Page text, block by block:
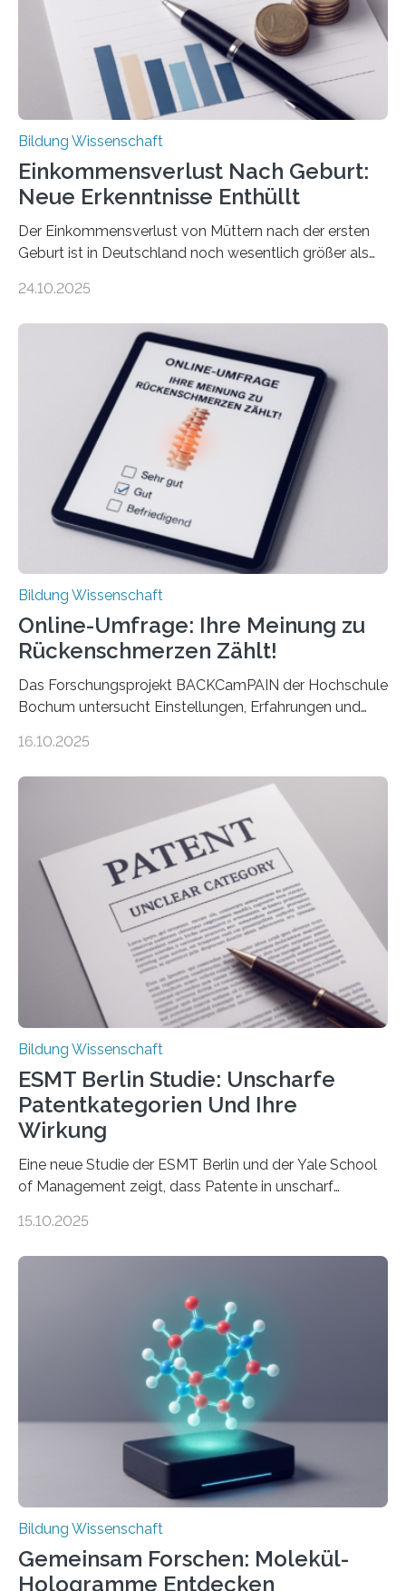
Bildung Wissenschaft
Einkommensverlust Nach Geburt:
Neue Erkenntnisse Enthüllt
Der Einkommensverlust von Müttern nach der ersten
Geburt ist in Deutschland noch wesentlich größer als
nach der Geburt durchschnittlich fast 30.000 Euro
langfristigen Auswirkungen auf Karriere und die spätere
Rente. Bisherige Schätzungen lagen bei rund 20.000
Euro und damit etwa 30 Prozent zu niedrig. Zu diesem
Ergebnis kommt eine neue Studie des ZEW Mannheim
mit der Universität Tilburg. „Werden Frauen unter 30
Jahren erstmals…
24.10.2025
Bildung Wissenschaft
Online-Umfrage: Ihre Meinung zu
Rückenschmerzen Zählt!
Das Forschungsprojekt BACKCamPAIN der Hochschule
Bochum untersucht Einstellungen, Erfahrungen und
gehören zu den häufigsten gesundheitlichen
Rückenschmerzen denken und welche Erfahrungen sie
damit gemacht haben, kann entscheidend
beeinflussen, wie Schmerzen verlaufen und welche
Therapien wirken. Diese individuellen Überzeugungen
stehen im Mittelpunkt einer aktuellen Studie der
Hochschule Bochum. Im Rahmen des
Promotionsprojekts „BACKCamPAIN“ führt die
Doktorandin Deborah Jost (Hochschule Bochum,
Promotionskolleg NRW) derzeit eine Online-Umfrage
durch. Ziel ist es, herauszufinden,…
16.10.2025
Bildung Wissenschaft
ESMT Berlin Studie: Unscharfe
Patentkategorien Und Ihre
Wirkung
Eine neue Studie der ESMT Berlin und der Yale School
of Management zeigt, dass Patente in unscharf
häufiger zu bahnbrechenden Innovationen führen und
Erfindungen entstehen besonders dann, wenn
Wissenskategorien verschwimmen. Das zeigt neue
Forschung von Gianluca Carnabuci, Professor of
Organizational Behavior an der ESMT Berlin, und
Balázs Kovács, Professor an der Yale School of
Management. Die Forscher kommen zu dem Schluss,
dass Patente…
15.10.2025
Bildung Wissenschaft
Gemeinsam Forschen: Molekül-
Hologramme Entdecken